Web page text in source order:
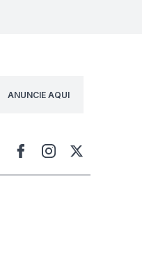
ANUNCIE AQUI